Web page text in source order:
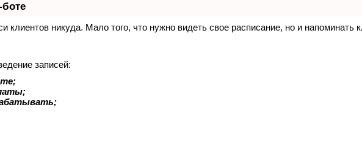
клиентов никуда. Мало того, что нужно видеть свое расписание, но и
записей: